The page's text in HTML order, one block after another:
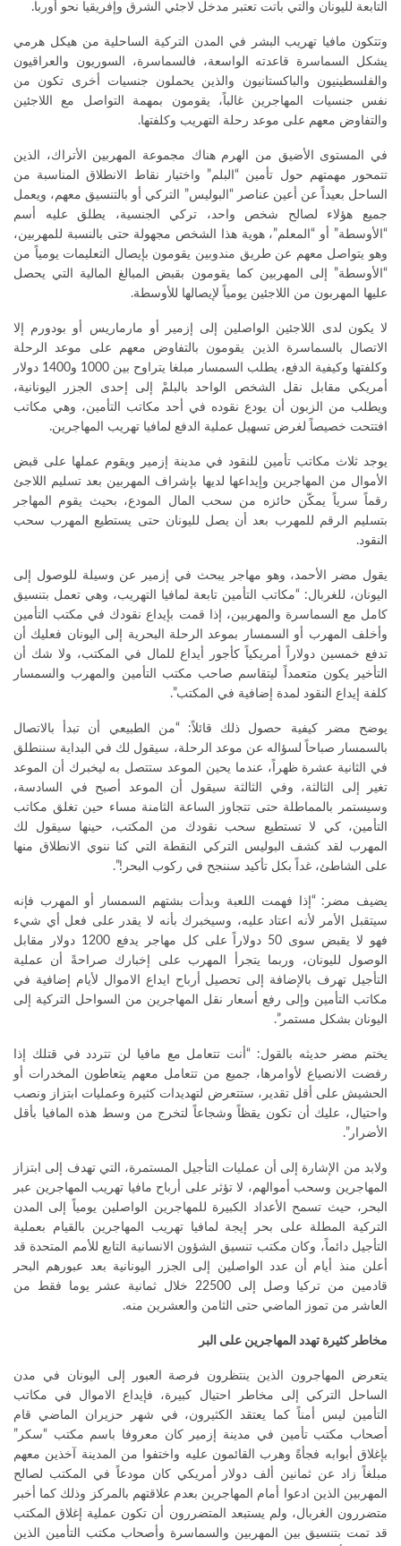
التابعة لليونان والتي باتت تعتبر مدخل لاجئي الشرق وإفريقيا نحو أوربا.
وتتكون مافيا تهريب البشر في المدن التركية الساحلية من هيكل هرمي
يشكل السماسرة قاعدته الواسعة، فالسماسرة، السوريون والعراقيون
والفلسطينيون والباكستانيون والذين يحملون جنسيات أخرى تكون من
نفس جنسيات المهاجرين غالباً، يقومون بمهمة التواصل مع اللاجئين
والتفاوض معهم على موعد رحلة التهريب وكلفتها.
في المستوى الأضيق من الهرم هناك مجموعة المهربين الأتراك، الذين
تتمحور مهمتهم حول تأمين “البلم” واختيار نقاط الانطلاق المناسبة من
الساحل بعيداً عن أعين عناصر “البوليس” التركي أو بالتنسيق معهم، ويعمل
جميع هؤلاء لصالح شخص واحد، تركي الجنسية، يطلق عليه أسم
“الأوسطة” أو “المعلم”، هوية هذا الشخص مجهولة حتى بالنسبة للمهربين،
وهو يتواصل معهم عن طريق مندوبين يقومون بإيصال التعليمات يومياً من
“الأوسطة” إلى المهربين كما يقومون بقبض المبالغ المالية التي يحصل
عليها المهربون من اللاجئين يومياً لإيصالها للأوسطة.
لا يكون لدى اللاجئين الواصلين إلى إزمير أو مارماريس أو بودورم إلا
الاتصال بالسماسرة الذين يقومون بالتفاوض معهم على موعد الرحلة
وكلفتها وكيفية الدفع، يطلب السمسار مبلغا يتراوح بين 1000 و1400 دولار
أمريكي مقابل نقل الشخص الواحد بالبلمْ إلى إحدى الجزر اليونانية،
ويطلب من الزبون أن يودع نقوده في أحد مكاتب التأمين، وهي مكاتب
افتتحت خصيصاً لغرض تسهيل عملية الدفع لمافيا تهريب المهاجرين.
يوجد ثلاث مكاتب تأمين للنقود في مدينة إزمير ويقوم عملها على قبض
الأموال من المهاجرين وإيداعها لديها بإشراف المهربين بعد تسليم اللاجئ
رقماً سرياً يمكّن حائزه من سحب المال المودع، بحيث يقوم المهاجر
بتسليم الرقم للمهرب بعد أن يصل لليونان حتى يستطيع المهرب سحب
النقود.
يقول مضر الأحمد، وهو مهاجر يبحث في إزمير عن وسيلة للوصول إلى
اليونان، للغربال: “مكاتب التأمين تابعة لمافيا التهريب، وهي تعمل بتنسيق
كامل مع السماسرة والمهربين، إذا قمت بإيداع نقودك في مكتب التأمين
وأخلف المهرب أو السمسار بموعد الرحلة البحرية إلى اليونان فعليك أن
تدفع خمسين دولاراً أمريكياً كأجور أيداع للمال في المكتب، ولا شك أن
التأخير يكون متعمداً ليتقاسم صاحب مكتب التأمين والمهرب والسمسار
كلفة إيداع النقود لمدة إضافية في المكتب”.
يوضح مضر كيفية حصول ذلك قائلاً: “من الطبيعي أن تبدأ بالاتصال
بالسمسار صباحاً لسؤاله عن موعد الرحلة، سيقول لك في البداية سننطلق
في الثانية عشرة ظهراً، عندما يحين الموعد ستتصل به ليخبرك أن الموعد
تغير إلى الثالثة، وفي الثالثة سيقول أن الموعد أصبح في السادسة،
وسيستمر بالمماطلة حتى تتجاوز الساعة الثامنة مساء حين تغلق مكاتب
التأمين، كي لا تستطيع سحب نقودك من المكتب، حينها سيقول لك
المهرب لقد كشف البوليس التركي النقطة التي كنا ننوي الانطلاق منها
على الشاطئ، غداً بكل تأكيد سننجح في ركوب البحر!”.
يضيف مضر: “إذا فهمت اللعبة وبدأت بشتهم السمسار أو المهرب فإنه
سيتقبل الأمر لأنه اعتاد عليه، وسيخبرك بأنه لا يقدر على فعل أي شيء
فهو لا يقبض سوى 50 دولاراً على كل مهاجر يدفع 1200 دولار مقابل
الوصول لليونان، وربما يتجرأ المهرب على إخبارك صراحةً أن عملية
التأجيل تهرف بالإضافة إلى تحصيل أرباح ايداع الاموال لأيام إضافية في
مكاتب التأمين وإلى رفع أسعار نقل المهاجرين من السواحل التركية إلى
اليونان بشكل مستمر”.
يختم مضر حديثه بالقول: “أنت تتعامل مع مافيا لن تتردد في قتلك إذا
رفضت الانصياع لأوامرها، جميع من تتعامل معهم يتعاطون المخدرات أو
الحشيش على أقل تقدير، ستتعرض لتهديدات كثيرة وعمليات ابتزاز ونصب
واحتيال، عليك أن تكون يقظاً وشجاعاً لتخرج من وسط هذه المافيا بأقل
الأضرار”.
ولابد من الإشارة إلى أن عمليات التأجيل المستمرة، التي تهدف إلى ابتزاز
المهاجرين وسحب أموالهم، لا تؤثر على أرباح مافيا تهريب المهاجرين عبر
البحر، حيث تسمح الأعداد الكبيرة للمهاجرين الواصلين يومياً إلى المدن
التركية المطلة على بحر إيجة لمافيا تهريب المهاجرين بالقيام بعملية
التأجيل دائماً، وكان مكتب تنسيق الشؤون الانسانية التابع للأمم المتحدة قد
أعلن منذ أيام أن عدد الواصلين إلى الجزر اليونانية بعد عبورهم البحر
قادمين من تركيا وصل إلى 22500 خلال ثمانية عشر يوما فقط من
العاشر من تموز الماضي حتى الثامن والعشرين منه.
مخاطر كثيرة تهدد المهاجرين على البر
يتعرض المهاجرون الذين ينتظرون فرصة العبور إلى اليونان في مدن
الساحل التركي إلى مخاطر احتيال كبيرة، فإيداع الاموال في مكاتب
التأمين ليس أمناً كما يعتقد الكثيرون، في شهر حزيران الماضي قام
أصحاب مكتب تأمين في مدينة إزمير كان معروفا باسم مكتب “سكر”
بإغلاق أبوابه فجأةً وهرب القائمون عليه واختفوا من المدينة آخذين معهم
مبلغاً زاد عن ثمانين ألف دولار أمريكي كان مودعاً في المكتب لصالح
المهربين الذين ادعوا أمام المهاجرين بعدم علاقتهم بالمركز وذلك كما أخبر
متضررون الغربال، ولم يستبعد المتضررون أن تكون عملية إغلاق المكتب
قد تمت بتنسيق بين المهربين والسماسرة وأصحاب مكتب التأمين الذين